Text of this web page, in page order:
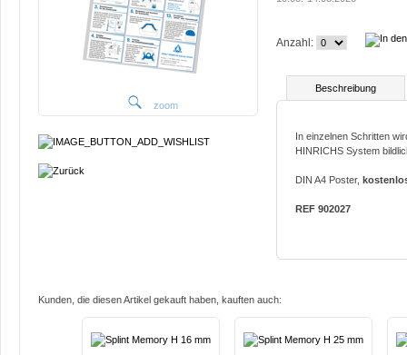
zoom
Anzahl:
Beschreibung
In einzelnen Schritten
HINRICHS System
DIN A4 Poster,
REF 902027
Kunden, die diesen Artikel gekauft haben, kauften auch: